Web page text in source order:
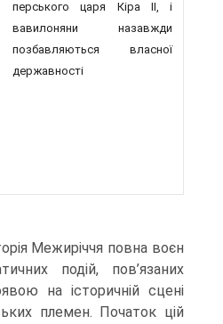
перського царя Кіра II, і
вавилоняни назавжди
позбав­ляються власної
державності
Межиріччя повна воєн
подій, пов’я­заних
на історичній сцені
племен. Початок цій